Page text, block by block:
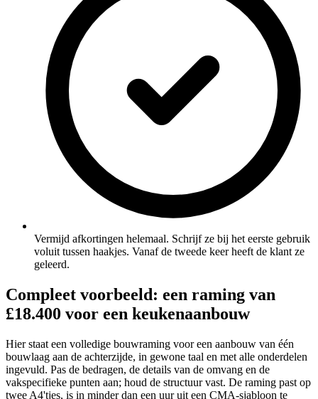
Vermijd afkortingen helemaal. Schrijf ze bij het eerste gebruik
voluit tussen haakjes. Vanaf de tweede keer heeft de klant ze
geleerd.
Compleet voorbeeld: een raming van
£18.400 voor een keukenaanbouw
Hier staat een volledige bouwraming voor een aanbouw van één
bouwlaag aan de achterzijde, in gewone taal en met alle onderdelen
ingevuld. Pas de bedragen, de details van de omvang en de
vakspecifieke punten aan; houd de structuur vast. De raming past op
twee A4'tjes, is in minder dan een uur uit een CMA-sjabloon te